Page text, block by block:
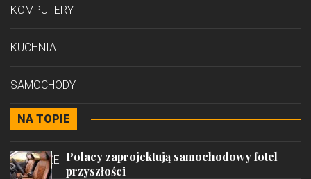
KOMPUTERY
KUCHNIA
SAMOCHODY
STYL
PODRÓŻE
NA TOPIE
Polacy zaprojektują samochodowy fotel
przyszłości